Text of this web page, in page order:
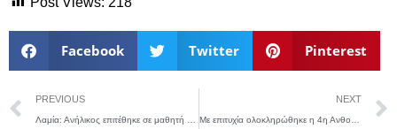
Facebook Twitter Pinterest
PREVIOUS NEXT